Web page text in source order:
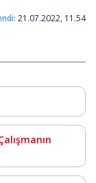
21.07.2022, 11.54